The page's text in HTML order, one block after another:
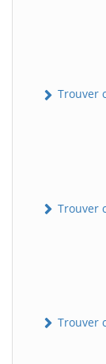
Trouver
Trouver
Trouver